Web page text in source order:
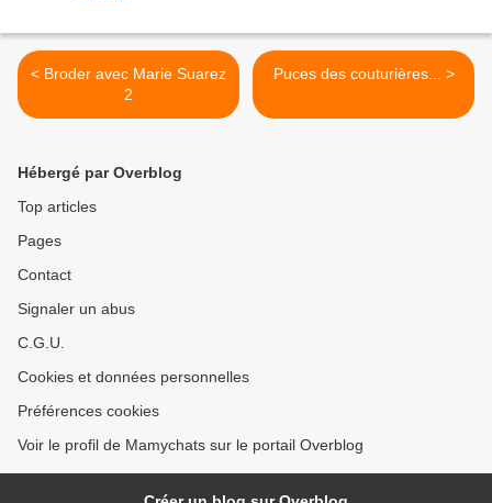
< Broder avec Marie Suarez
2
Puces des couturières... >
Hébergé par Overblog
Top articles
Pages
Contact
Signaler un abus
C.G.U.
Cookies et données personnelles
Préférences cookies
Voir le profil de Mamychats sur le portail Overblog